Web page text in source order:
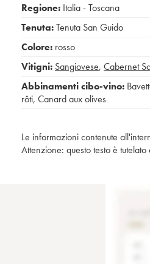
Regione: Italia - Toscana
Tenuta:Tenuta San Guido
Colore: rosso
Vitigni: Sangiovese, Cabernet
Abbinamenti cibo-vino:
rôti, Canard aux olives
Le informazioni contenute
Attenzione: questo testo è